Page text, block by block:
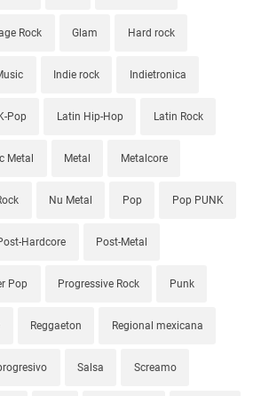
Rock Glam Hard rock
Indie rock Indietronica
Pop Latin Hip-Hop Latin Rock
Metal Metal Metalcore
Nu Metal Pop Pop PUNK
Hardcore Post-Metal
Pop Progressive Rock Punk
Reggaeton Regional mexicana
Salsa Screamo